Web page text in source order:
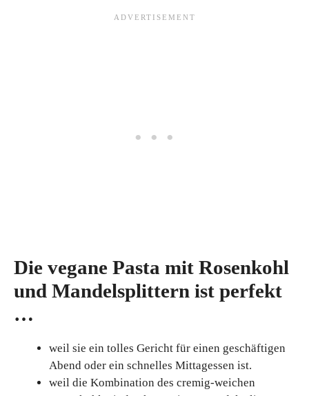
Die vegane Pasta mit Rosenkohl
und Mandelsplittern ist perfekt
…
weil sie ein tolles Gericht für einen geschäftigen
Abend oder ein schnelles Mittagessen ist.
weil die Kombination des cremig-weichen